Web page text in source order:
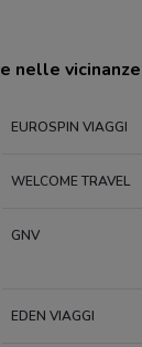
nelle vicinanze
EUROSPIN VIAGGI
WELCOME TRAVEL
GNV
EDEN VIAGGI